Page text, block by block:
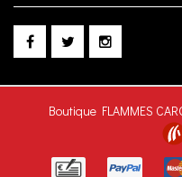
Boutique FLAMMES